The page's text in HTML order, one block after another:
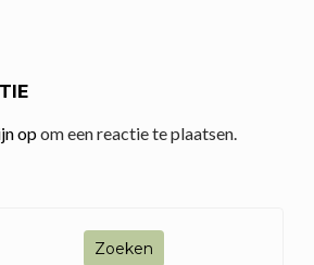
opom een reactie te plaatsen.